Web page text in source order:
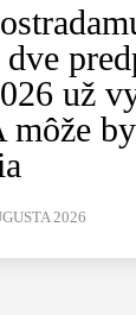
už
môže
2026